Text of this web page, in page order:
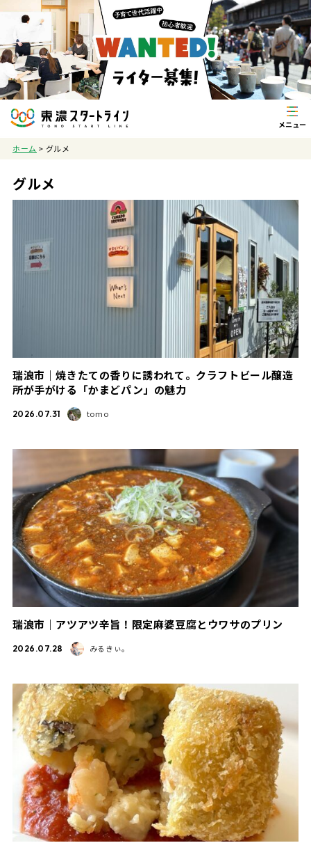
ホーム > グルメ
グルメ
瑞浪市｜焼きたての香りに誘われて。クラフトビール醸造
所が手がける「かまどパン」の魅力
2026.07.31 tomo
瑞浪市｜アツアツ辛旨！限定麻婆豆腐とウワサのプリン
2026.07.28 みるきぃ。